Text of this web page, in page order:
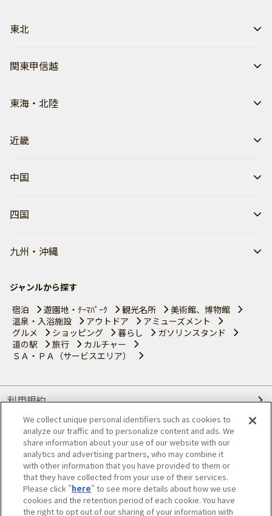
東北
関東甲信越
東海・北陸
近畿
中国
四国
九州・沖縄
ジャンルから探す
宿泊
遊園地・ﾃｰﾏﾊﾟｰｸ 観光名所
美術館、博物館
温泉・入浴施設
アウトドア
アミューズメント
グルメ
ショッピング 暮らし
ガソリンスタンド
道の駅
旅行
カルチャー
ＳＡ・ＰＡ（サービスエリア）
利用規約
個人情報の取り扱いについて
会員優待サービスの提携をご検討の方へ
JAFホームページ
© JAPAN AUTOMOBILE FEDERATION. All rights reserved.
We collect unique personal identifiers such as cookies to
analyze our traffic and to personalize content and ads. We
share information about your use of our website with our
analytics and advertising partners, who may combine it
with other information that you have provided to them or
that they have collected from your use of their services.
Please click "here" to see more details about how we use
cookies and the retention period of each cookie. You have
the right to opt out of our sharing of your information with